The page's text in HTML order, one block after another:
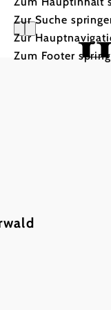
Zur Suche
Zur
Zum Footer